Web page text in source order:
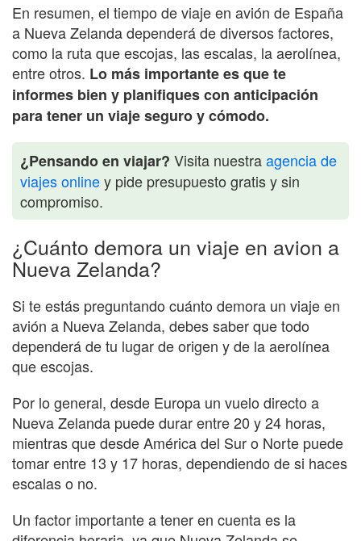
En resumen, el tiempo de viaje en avión de España
a Nueva Zelanda dependerá de diversos factores,
como la ruta que escojas, las escalas, la aerolínea,
entre otros. Lo más importante es que te
informes bien y planifiques con anticipación
para tener un viaje seguro y cómodo.
¿Pensando en viajar? Visita nuestraagencia de
viajes onliney pide presupuesto gratis y sin
compromiso.
¿Cuánto demora un viaje en avion a
Nueva Zelanda?
Si te estás preguntando cuánto demora un viaje en
avión a Nueva Zelanda, debes saber que todo
dependerá de tu lugar de origen y de la aerolínea
que escojas.
Por lo general, desde Europa un vuelo directo a
Nueva Zelanda puede durar entre 20 y 24 horas,
mientras que desde América del Sur o Norte puede
tomar entre 13 y 17 horas, dependiendo de si haces
escalas o no.
Un factor importante a tener en cuenta es la